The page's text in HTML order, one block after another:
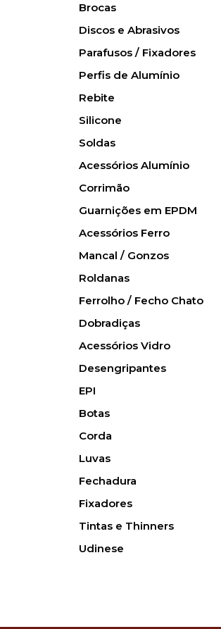
Brocas
Discos e Abrasivos
Parafusos / Fixadores
Perfis de Alumínio
Rebite
Silicone
Soldas
Acessórios Alumínio
Corrimão
Guarnições em EPDM
Acessórios Ferro
Mancal / Gonzos
Roldanas
Ferrolho / Fecho Chato
Dobradiças
Acessórios Vidro
Desengripantes
EPI
Botas
Corda
Luvas
Fechadura
Fixadores
Tintas e Thinners
Udinese